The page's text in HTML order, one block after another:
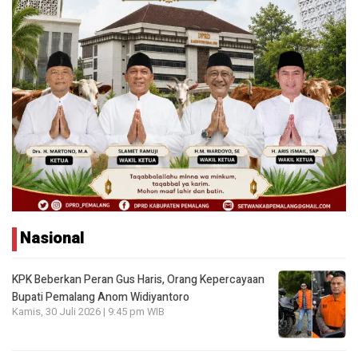
Nasional
KPK Beberkan Peran Gus Haris, Orang Kepercayaan
Bupati Pemalang Anom Widiyantoro
Kamis, 30 Juli 2026 | 9:45 pm WIB